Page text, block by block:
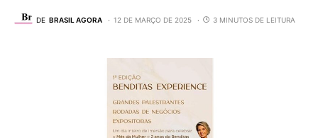
DE BRASIL AGORA 12 DE MARÇO DE 2025 3 MINUTOS DE LEITURA